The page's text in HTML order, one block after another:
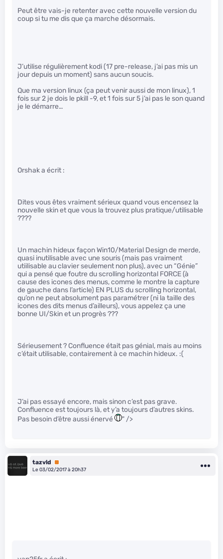
Peut être vais-je retenter avec cette nouvelle version du
coup si tu me dis que ça marche désormais.
J’utilise régulièrement kodi (17 pre-release, j’ai pas mis un
jour depuis un moment) sans aucun soucis.
Que ma version linux (ça peut venir aussi de mon linux), 1
fois sur 2 je dois le pkill -9, et 1 fois sur 5 j’ai pas le son quand
je le démarre…
Orshak a écrit :
Dites vous êtes vraiment sérieux quand vous encensez la
nouvelle skin et que vous la trouvez plus pratique/utilisable
????
Un machin hideux façon Win10/Material Design de merde,
quasi inutilisable avec une souris (mais pas vraiment
utiilisable au clavier seulement non plus), avec un “Génie”
qui a pensé que foutre du scrolling horizontal FORCE (à
cause des icones des menus, comme le montre la capture
de gauche dans l’article) EN PLUS du scrolling horizontal,
qu’on ne peut absolument pas paramétrer (ni la taille des
icones des dits menus d’ailleurs), vous appelez ça une
bonne UI/Skin et un progrès ???
Sérieusement ? Confluence était pas génial, mais au moins
c’était utilisable, contairement à ce machin hideux. :(
J’ai pas essayé encore, mais sinon c’est pas grave.
Confluence est toujours là, et y’a toujours d’autres skins.
Pas besoin d’être aussi énervé
" />
tazvld
Premium
Le 03/02/2017 à 20h37